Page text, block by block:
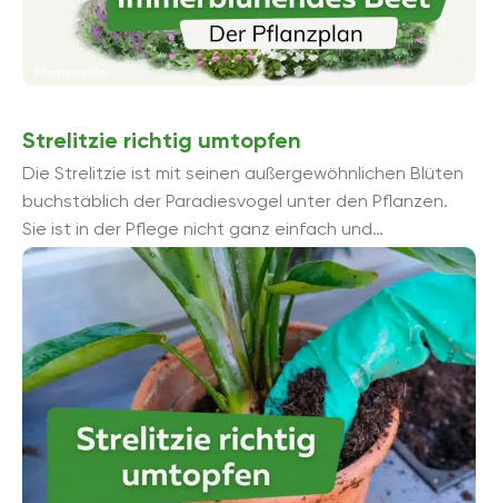
Strelitzie richtig umtopfen
Die Strelitzie ist mit seinen außergewöhnlichen Blüten
buchstäblich der Paradiesvogel unter den Pflanzen.
Sie ist in der Pflege nicht ganz einfach und
regelmäßiges Umtopfen ist ...